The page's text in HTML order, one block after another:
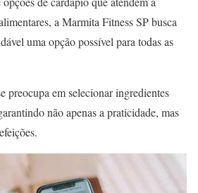
a Marmita Fitness SP busca
uma opção possível para todas as
preocupa em selecionar ingredientes
não apenas a praticidade, mas